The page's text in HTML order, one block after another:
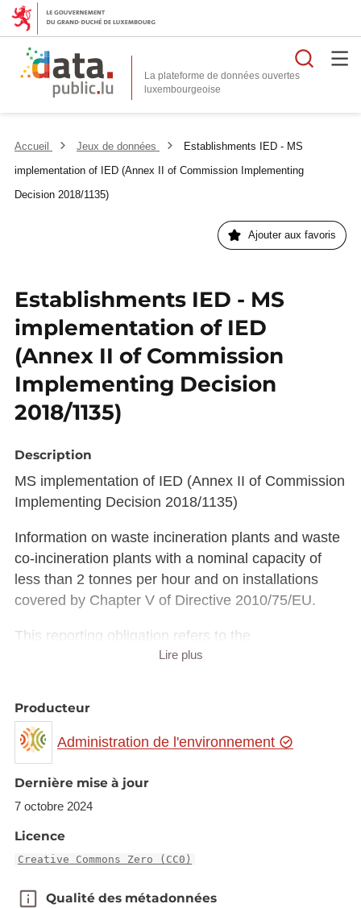
La plateforme de données ouvertes
Accueil Jeux de données
Establishments IED - MS
implementation of IED (Annex II of Commission Implementing
Decision 2018/1135)
Ajouter aux favoris
Establishments IED - MS
implementation of IED
(Annex II of Commission
Implementing Decision
2018/1135)
Description
MS implementation of IED (Annex II of Commission
Implementing Decision 2018/1135)
Information on waste incineration plants and waste
co-incineration plants with a nominal capacity of
less than 2 tonnes per hour and on installations
covered by Chapter V of Directive 2010/75/EU.
This reporting obligation refers to the
implementation of the Industrial Emissions Directive
The information reported relates to two areas,
namely:
A reference to the list of installations made
Summary information on installations
covered by Chapter V of Directive
Lire plus
Producteur
Administration de l'environnement
Dernière mise à jour
7 octobre 2024
Licence
Creative Commons Zero (CC0)
Qualité des métadonnées
Qualité des métadonnées